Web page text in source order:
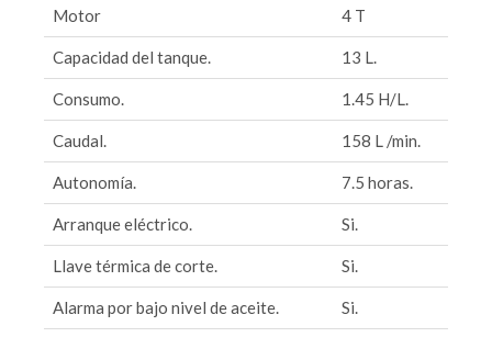
Motor 4 T
Capacidad del tanque. 13 L.
Consumo. 1.45 H/L.
Caudal. 158 L /min.
Autonomía. 7.5 horas.
Arranque eléctrico. Si.
Llave térmica de corte. Si.
Alarma por bajo nivel de aceite. Si.